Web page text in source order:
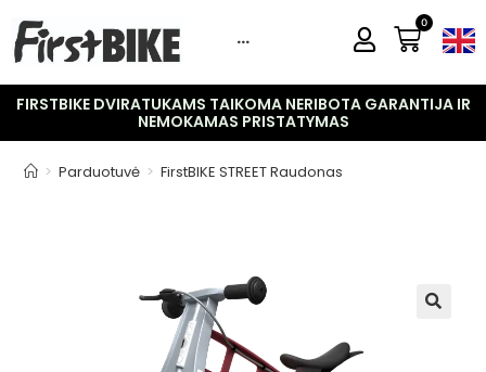
···
0
FIRSTBIKE DVIRATUKAMS TAIKOMA NERIBOTA GARANTIJA IR
NEMOKAMAS PRISTATYMAS
> Parduotuvė > FirstBIKE STREET Raudonas